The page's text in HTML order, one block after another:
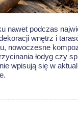
nawet podczas
wnętrz i
nowoczesne
łodyg czy
wpisują się w